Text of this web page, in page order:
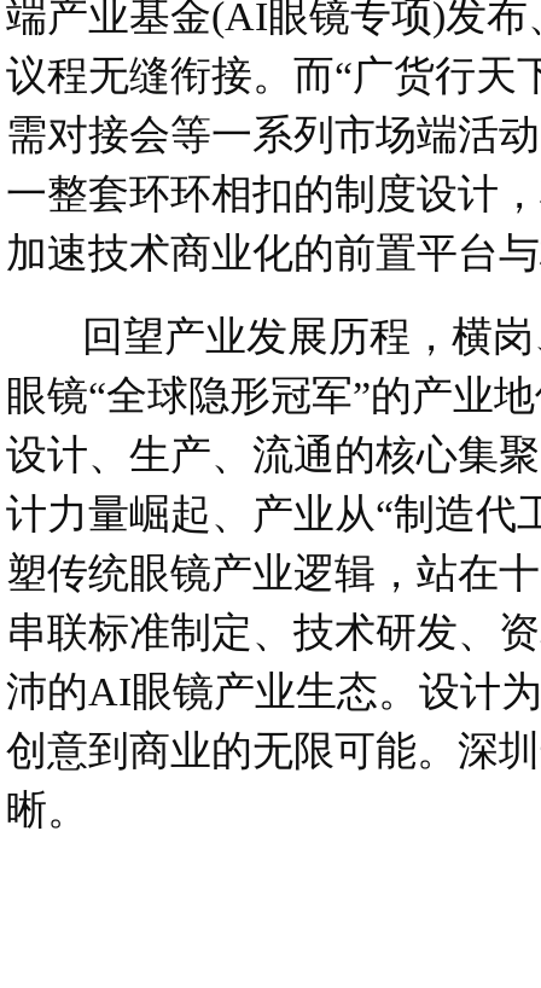
端产业基金(AI眼镜专项)发
议程无缝衔接。而“广货行天
需对接会等一系列市场端活
一整套环环相扣的制度设计
加速技术商业化的前置平台
回望产业发展历程，横岗
眼镜“全球隐形冠军”的产业
设计、生产、流通的核心集
计力量崛起、产业从“制造代
塑传统眼镜产业逻辑，站在
串联标准制定、技术研发、
沛的AI眼镜产业生态。设计
创意到商业的无限可能。深
晰。